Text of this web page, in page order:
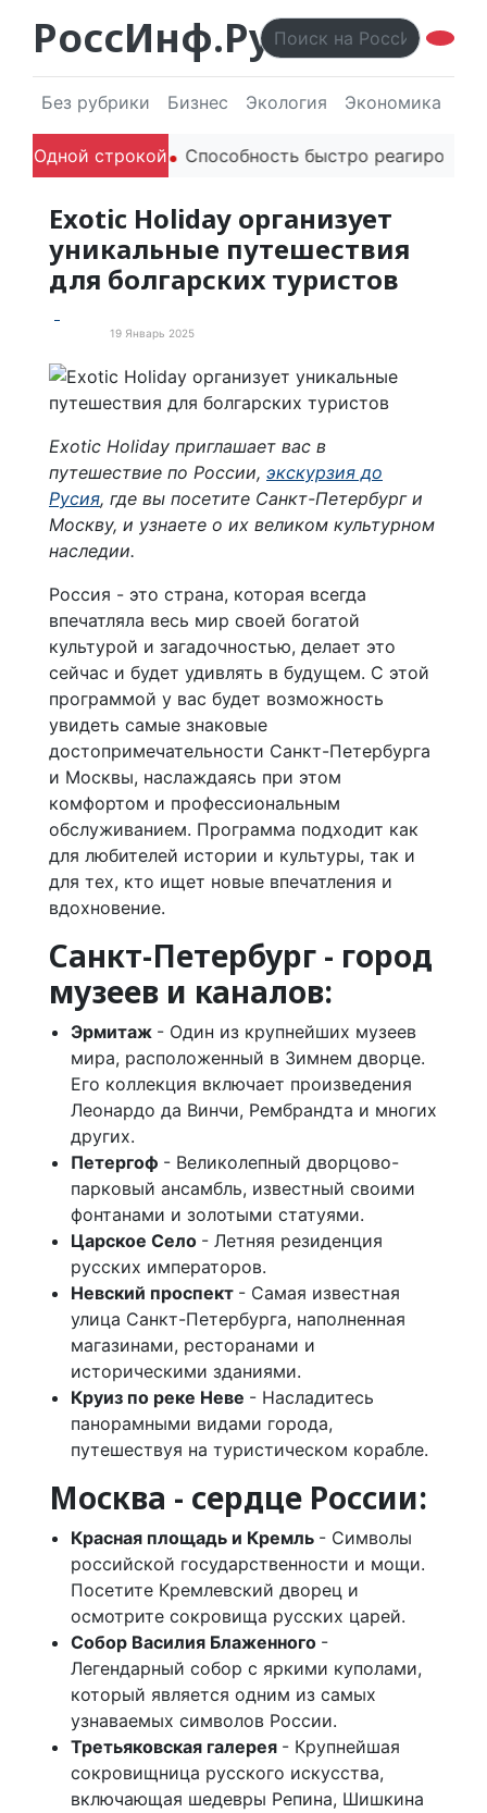
РоссИнф.Ру
Без рубрики Бизнес Экология Экономика
Одной строкой
в речи Способность быстро реагировать
Exotic Holiday организует
уникальные путешествия
для болгарских туристов
19 Январь 2025
Exotic Holiday приглашает вас в
путешествие по России, экскурзия до
Русия, где вы посетите Санкт-Петербург и
Москву, и узнаете о их великом культурном
наследии.
Россия - это страна, которая всегда
впечатляла весь мир своей богатой
культурой и загадочностью, делает это
сейчас и будет удивлять в будущем. С этой
программой у вас будет возможность
увидеть самые знаковые
достопримечательности Санкт-Петербурга
и Москвы, наслаждаясь при этом
комфортом и профессиональным
обслуживанием. Программа подходит как
для любителей истории и культуры, так и
для тех, кто ищет новые впечатления и
вдохновение.
Санкт-Петербург - город
музеев и каналов:
Эрмитаж - Один из крупнейших музеев
мира, расположенный в Зимнем дворце.
Его коллекция включает произведения
Леонардо да Винчи, Рембрандта и многих
других.
Петергоф - Великолепный дворцово-
парковый ансамбль, известный своими
фонтанами и золотыми статуями.
Царское Село - Летняя резиденция
русских императоров.
Невский проспект - Самая известная
улица Санкт-Петербурга, наполненная
магазинами, ресторанами и
историческими зданиями.
Круиз по реке Неве - Насладитесь
панорамными видами города,
путешествуя на туристическом корабле.
Москва - сердце России:
Красная площадь и Кремль - Символы
российской государственности и мощи.
Посетите Кремлевский дворец и
осмотрите сокровища русских царей.
Собор Василия Блаженного -
Легендарный собор с яркими куполами,
который является одним из самых
узнаваемых символов России.
Третьяковская галерея - Крупнейшая
сокровищница русского искусства,
включающая шедевры Репина, Шишкина